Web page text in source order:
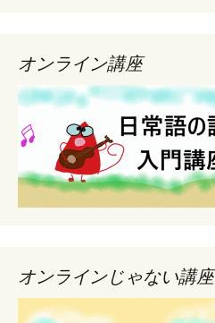
オンライン講座
オンラインじゃない講座